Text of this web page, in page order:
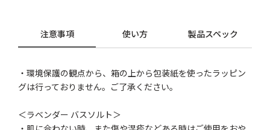
注意事項 使い方 製品スペック
・環境保護の観点から、箱の上から包装紙を使ったラッピン
グは行っておりません。ご了承ください。
＜ラベンダー バスソルト＞